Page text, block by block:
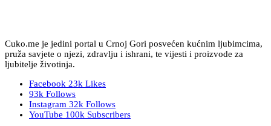
Cuko.me je jedini portal u Crnoj Gori posvećen kućnim ljubimcima,
pruža savjete o njezi, zdravlju i ishrani, te vijesti i proizvode za
ljubitelje životinja.
Facebook 23k Likes
93k Follows
Instagram 32k Follows
YouTube 100k Subscribers